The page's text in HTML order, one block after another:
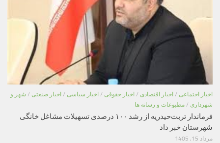
اخبار اجتماعی / اخبار اقتصادی / اخبار حقوقی / اخبار سیاسی / اخبار صنعتی / شهر و
شهرداری / مطبوعات و رسانه ها
فرماندار تربت‌حیدریه از رشد ۱۰۰ درصدی تسهیلات مشاغل خانگی
شهرستان خبر داد
مرداد 15, 1405